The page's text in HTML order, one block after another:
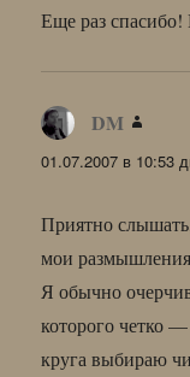
Еще раз спасибо!
DM
01.07.2007 в 10:53
Приятно
мои
Я обычно
которого четко
круга выбираю